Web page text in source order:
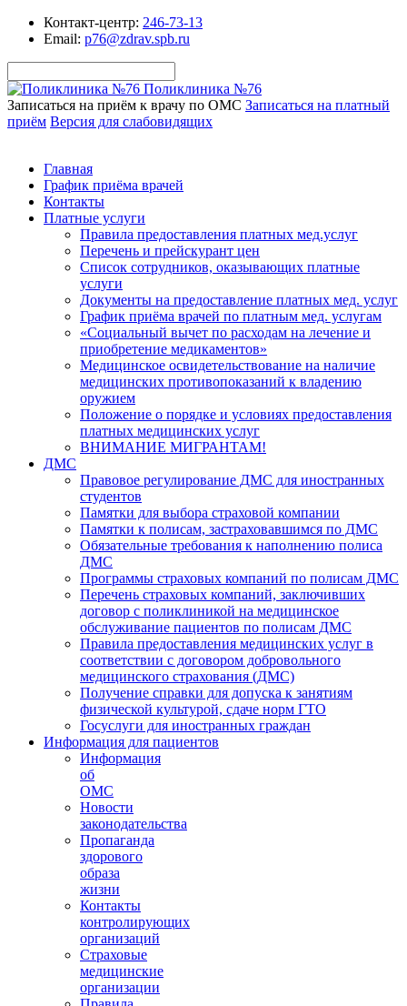
Контакт-центр: 246-73-13
Email: p76@zdrav.spb.ru
Поликлиника №76
Записаться на приём к врачу по ОМС Записаться на платный
приём Версия для слабовидящих
Главная
График приёма врачей
Контакты
Платные услуги
Правила предоставления платных мед.услуг
Перечень и прейскурант цен
Список сотрудников, оказывающих платные
услуги
Документы на предоставление платных мед. услуг
График приёма врачей по платным мед. услугам
«Социальный вычет по расходам на лечение и
приобретение медикаментов»
Медицинское освидетельствование на наличие
медицинских противопоказаний к владению
оружием
Положение о порядке и условиях предоставления
платных медицинских услуг
ВНИМАНИЕ МИГРАНТАМ!
ДМС
Правовое регулирование ДМС для иностранных
студентов
Памятки для выбора страховой компании
Памятки к полисам, застраховавшимся по ДМС
Обязательные требования к наполнению полиса
ДМС
Программы страховых компаний по полисам ДМС
Перечень страховых компаний, заключивших
договор с поликлиникой на медицинское
обслуживание пациентов по полисам ДМС
Правила предоставления медицинских услуг в
соответствии с договором добровольного
медицинского страхования (ДМС)
Получение справки для допуска к занятиям
физической культурой, сдаче норм ГТО
Госуслуги для иностранных граждан
Информация для пациентов
Информация
об
ОМС
Новости
законодательства
Пропаганда
здорового
образа
жизни
Контакты
контролирующих
организаций
Страховые
медицинские
организации